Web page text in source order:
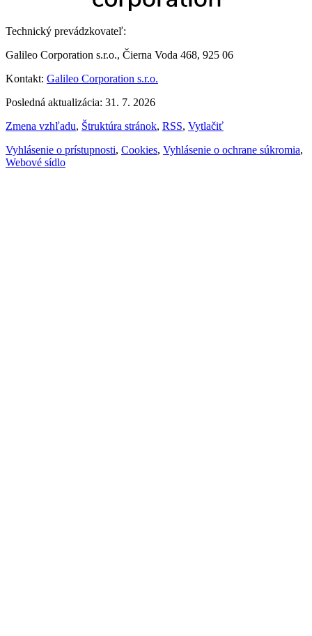
Technický prevádzkovateľ:
Galileo Corporation s.r.o., Čierna Voda 468, 925 06
Kontakt: Galileo Corporation s.r.o.
Posledná aktualizácia: 31. 7. 2026
Zmena vzhľadu, Štruktúra stránok, RSS, Vytlačiť
Vyhlásenie o prístupnosti, Cookies, Vyhlásenie o ochrane súkromia,
Webové sídlo